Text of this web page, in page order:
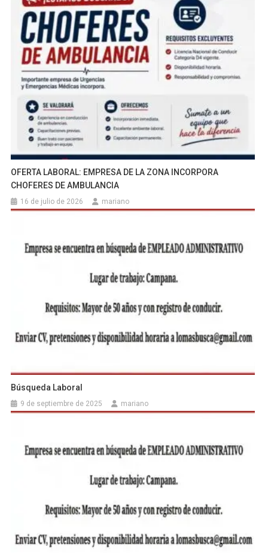
OFERTA LABORAL: EMPRESA DE LA ZONA INCORPORA
CHOFERES DE AMBULANCIA
16 de julio de 2026 mariano
Búsqueda Laboral
9 de septiembre de 2025 mariano